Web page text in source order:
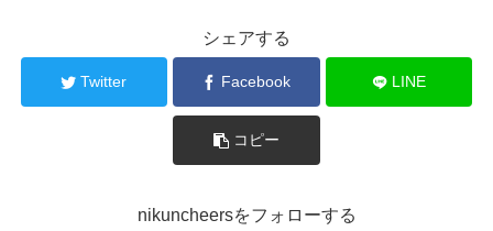
シェアする
Twitter Facebook LINE
コピー
nikuncheersをフォローする